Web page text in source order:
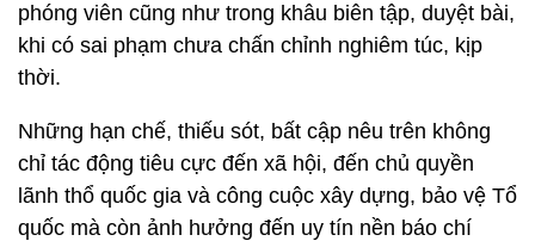
phóng viên cũng như trong khâu biên tập, duyệt bài,
khi có sai phạm chưa chấn chỉnh nghiêm túc, kịp
thời.
Những hạn chế, thiếu sót, bất cập nêu trên không
chỉ tác động tiêu cực đến xã hội, đến chủ quyền
lãnh thổ quốc gia và công cuộc xây dựng, bảo vệ Tổ
quốc mà còn ảnh hưởng đến uy tín nền báo chí